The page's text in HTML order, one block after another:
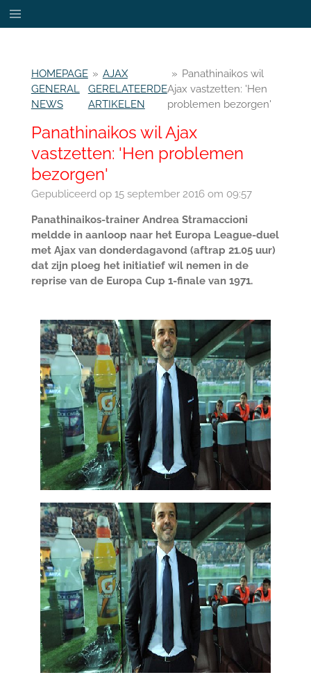
Ga
direct
hoofdinhoud
HOMEPAGE
GENERAL
NEWS
» AJAX
GERELATEERDE
ARTIKELEN
» Panathinaikos wil
Ajax vastzetten: 'Hen
problemen bezorgen'
Panathinaikos wil Ajax
vastzetten: 'Hen problemen
bezorgen'
Gepubliceerd op 15 september 2016 om 09:57
Panathinaikos-trainer Andrea Stramaccioni
meldde in aanloop naar het Europa League-duel
met Ajax van donderdagavond (aftrap 21.05 uur)
dat zijn ploeg het initiatief wil nemen in de
reprise van de Europa Cup 1-finale van 1971.